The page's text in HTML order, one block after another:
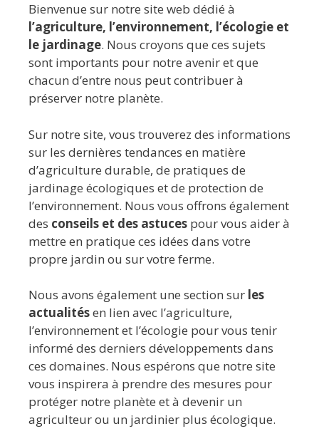
Bienvenue sur notre site web dédié à
l’agriculture, l’environnement, l’écologie et
le jardinage. Nous croyons que ces sujets
sont importants pour notre avenir et que
chacun d’entre nous peut contribuer à
préserver notre planète.
Sur notre site, vous trouverez des informations
sur les dernières tendances en matière
d’agriculture durable, de pratiques de
jardinage écologiques et de protection de
l’environnement. Nous vous offrons également
des conseils et des astuces pour vous aider à
mettre en pratique ces idées dans votre
propre jardin ou sur votre ferme.
Nous avons également une section sur les
actualitésen lien avec l’agriculture,
l’environnement et l’écologie pour vous tenir
informé des derniers développements dans
ces domaines. Nous espérons que notre site
vous inspirera à prendre des mesures pour
protéger notre planète et à devenir un
agriculteur ou un jardinier plus écologique.